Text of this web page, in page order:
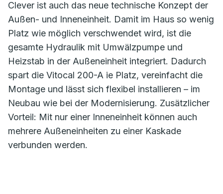
Clever ist auch das neue technische Konzept der
Außen- und Inneneinheit. Damit im Haus so wenig
Platz wie möglich verschwendet wird, ist die
gesamte Hydraulik mit Umwälzpumpe und
Heizstab in der Außeneinheit integriert. Dadurch
spart die Vitocal 200-A ie Platz, vereinfacht die
Montage und lässt sich flexibel installieren – im
Neubau wie bei der Modernisierung. Zusätzlicher
Vorteil: Mit nur einer Inneneinheit können auch
mehrere Außeneinheiten zu einer Kaskade
verbunden werden.